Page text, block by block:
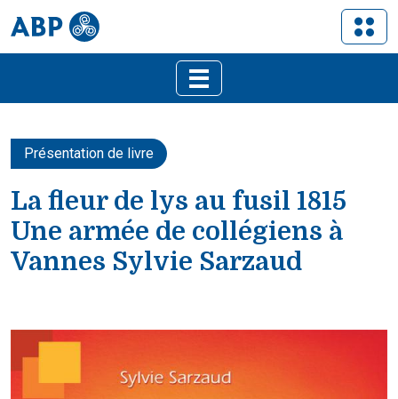
Présentation de livre
La fleur de lys au fusil 1815
Une armée de collégiens à
Vannes Sylvie Sarzaud